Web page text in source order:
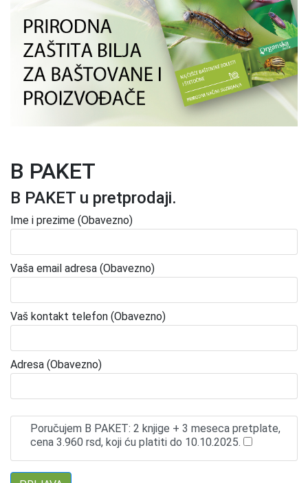
B PAKET
B PAKET u pretprodaji.
Ime i prezime (Obavezno)
Vaša email adresa (Obavezno)
Vaš kontakt telefon (Obavezno)
Adresa (Obavezno)
Poručujem B PAKET: 2 knjige + 3 meseca pretplate,
cena 3.960 rsd, koji ću platiti do 10.10.2025.